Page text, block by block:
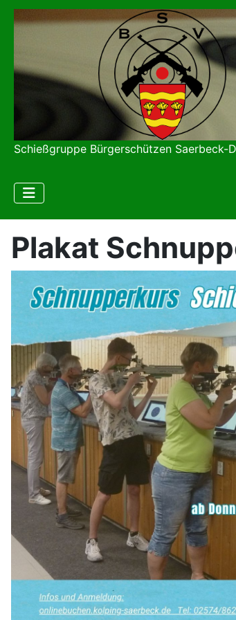
Schießgruppe Bürgerschützen Saerbeck-
Plakat